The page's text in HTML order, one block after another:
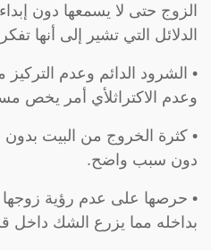
الزوج حتى لا يسمعها دون
الدلائل التي تشير إلى أنها
• الشرود الدائم وعدم التركيز
وعدم الاكتراثلأي أمر يخص
• كثرة الخروج من البيت بدون
دون سبب واضح.
• حرصها على عدم رؤية زوجها
بداخله مما يزرع الشك داخل